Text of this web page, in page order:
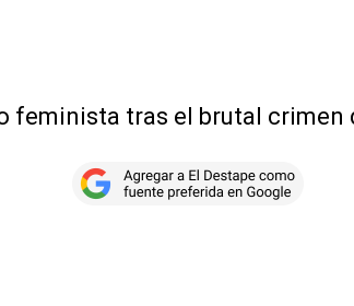
tras el brutal crimen